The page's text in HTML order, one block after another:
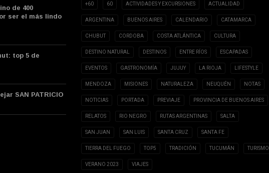
de 400
ser el más lindo
top 5 de
SAN PATRICIO
+60 60 ACTIVIDADES Y EXCURSIONES ACTUALIDAD
ARGENTINA BUENOS AIRES CALENDARIO CATAMARCA
CHUBUT CORDOBA COSTA ATLÁNTICA CULTURA
DESTINO NATURAL DESTINOS ENTRE RÍOS ESCAPADAS
EVENTOS GASTRONOMÍA JUJUY LA RIOJA LIFESTYLE
MENDOZA MISIONES NATURALEZA NEUQUÉN NOTAS
NOTICIAS PORTADA PREVIAJE PROVINCIA DE BUENOS AIRES
RELATOS RIO NEGRO RUTAS ARGENTINAS SALTA
SAN JUAN SAN LUIS SANTA CRUZ SANTA FE
TIERRA DEL FUEGO TOP5 TRADICIÓN TUCUMÁN TURISMO
VERANO 2023 VIAJES